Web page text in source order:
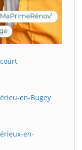
en-Bugey
en-